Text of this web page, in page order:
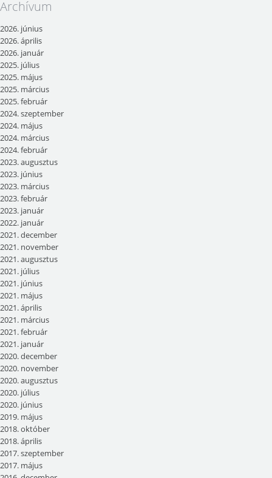
Archívum
2026. június
2026. április
2026. január
2025. július
2025. május
2025. március
2025. február
2024. szeptember
2024. május
2024. március
2024. február
2023. augusztus
2023. június
2023. március
2023. február
2023. január
2022. január
2021. december
2021. november
2021. augusztus
2021. július
2021. június
2021. május
2021. április
2021. március
2021. február
2021. január
2020. december
2020. november
2020. augusztus
2020. július
2020. június
2019. május
2018. október
2018. április
2017. szeptember
2017. május